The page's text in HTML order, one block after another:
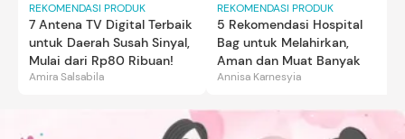
REKOMENDASI PRODUK
7 Antena TV Digital Terbaik
untuk Daerah Susah Sinyal,
Mulai dari Rp80 Ribuan!
Amira Salsabila
REKOMENDASI PRODUK
5 Rekomendasi Hospital
Bag untuk Melahirkan,
Aman dan Muat Banyak
Annisa Karnesyia